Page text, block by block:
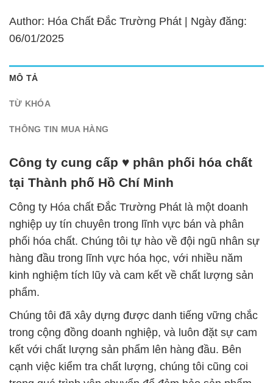
Author: Hóa Chất Đắc Trường Phát | Ngày đăng:
06/01/2025
MÔ TẢ
TỪ KHÓA
THÔNG TIN MUA HÀNG
Công ty cung cấp ♥ phân phối hóa chất
tại Thành phố Hồ Chí Minh
Công ty Hóa chất Đắc Trường Phát là một doanh
nghiệp uy tín chuyên trong lĩnh vực bán và phân
phối hóa chất. Chúng tôi tự hào về đội ngũ nhân sự
hàng đầu trong lĩnh vực hóa học, với nhiều năm
kinh nghiệm tích lũy và cam kết về chất lượng sản
phẩm.
Chúng tôi đã xây dựng được danh tiếng vững chắc
trong cộng đồng doanh nghiệp, và luôn đặt sự cam
kết với chất lượng sản phẩm lên hàng đầu. Bên
cạnh việc kiểm tra chất lượng, chúng tôi cũng coi